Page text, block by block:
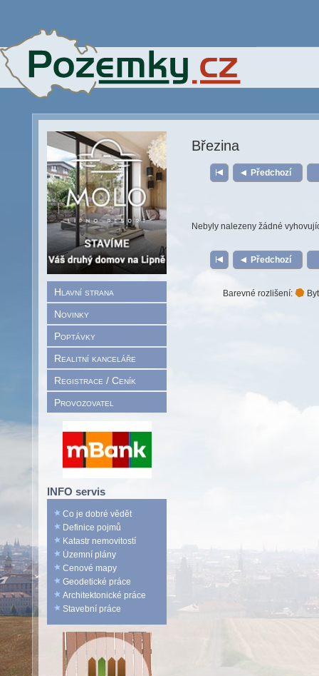
Hlavní strana
Novinky
Poptávky
Realitní kanceláře
Registrace / Ceník
Provozovatel
INFO servis
Co je dobré vědět
Definice pojmů
Katastr nemovitostí
Územní plány
Cenové mapy
Geodetické práce
Architektonické práce
Stavební práce
Březina
Předchozí
Nebyly nalezeny žádné
Předchozí
Barevné rozlišení: